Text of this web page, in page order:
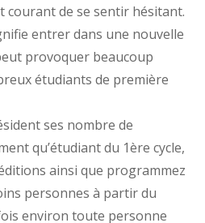
de se sentir hésitant.
entrer dans une nouvelle
provoquer beaucoup
étudiants de première
ses nombre de
qu’étudiant du 1ère cycle,
ainsi que programmez
personnes à partir du
environ toute personne